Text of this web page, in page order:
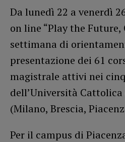
Da lunedì 22 a venerdì
on line “Play the Future,
settimana di
presentazione dei 61
magistrale attivi nei
dell’Università Cattolica
(Milano, Brescia,
Per il campus di